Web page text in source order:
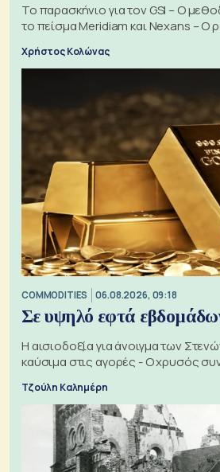
Το παρασκήνιο για τον GSI – Ο
το πείσμα Meridiam και Nexans – Ο
Χρήστος Κολώνας
COMMODITIES 06.08.2026, 09:18
Σε υψηλό εφτά
Η αισιοδοξία για άνοιγμα των
καύσιμα στις αγορές - Ο χρυσός
Τζούλη Καλημέρη